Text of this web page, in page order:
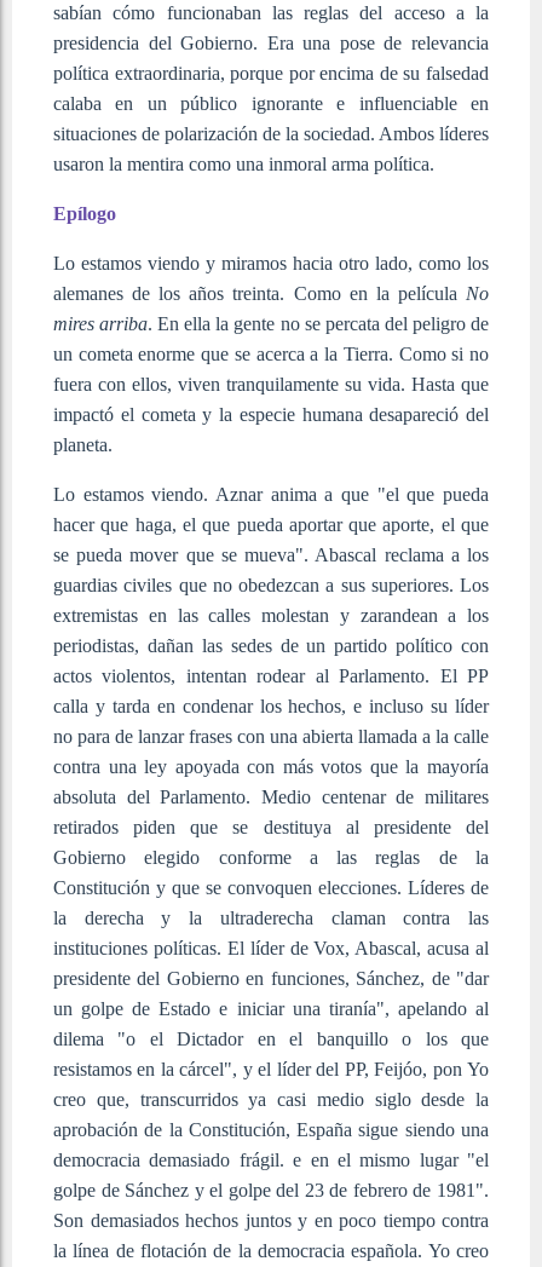
sabían cómo funcionaban las reglas del acceso a la
presidencia del Gobierno. Era una pose de relevancia
política extraordinaria, porque por encima de su falsedad
calaba en un público ignorante e influenciable en
situaciones de polarización de la sociedad. Ambos líderes
usaron la mentira como una inmoral arma política.
Epílogo
Lo estamos viendo y miramos hacia otro lado, como los
alemanes de los años treinta. Como en la película No
mires arriba. En ella la gente no se percata del peligro de
un cometa enorme que se acerca a la Tierra. Como si no
fuera con ellos, viven tranquilamente su vida. Hasta que
impactó el cometa y la especie humana desapareció del
planeta.
Lo estamos viendo. Aznar anima a que "el que pueda
hacer que haga, el que pueda aportar que aporte, el que
se pueda mover que se mueva". Abascal reclama a los
guardias civiles que no obedezcan a sus superiores. Los
extremistas en las calles molestan y zarandean a los
periodistas, dañan las sedes de un partido político con
actos violentos, intentan rodear al Parlamento. El PP
calla y tarda en condenar los hechos, e incluso su líder
no para de lanzar frases con una abierta llamada a la calle
contra una ley apoyada con más votos que la mayoría
absoluta del Parlamento. Medio centenar de militares
retirados piden que se destituya al presidente del
Gobierno elegido conforme a las reglas de la
Constitución y que se convoquen elecciones. Líderes de
la derecha y la ultraderecha claman contra las
instituciones políticas. El líder de Vox, Abascal, acusa al
presidente del Gobierno en funciones, Sánchez, de "dar
un golpe de Estado e iniciar una tiranía", apelando al
dilema "o el Dictador en el banquillo o los que
resistamos en la cárcel", y el líder del PP, Feijóo, pon Yo
creo que, transcurridos ya casi medio siglo desde la
aprobación de la Constitución, España sigue siendo una
democracia demasiado frágil. e en el mismo lugar "el
golpe de Sánchez y el golpe del 23 de febrero de 1981".
Son demasiados hechos juntos y en poco tiempo contra
la línea de flotación de la democracia española. Yo creo